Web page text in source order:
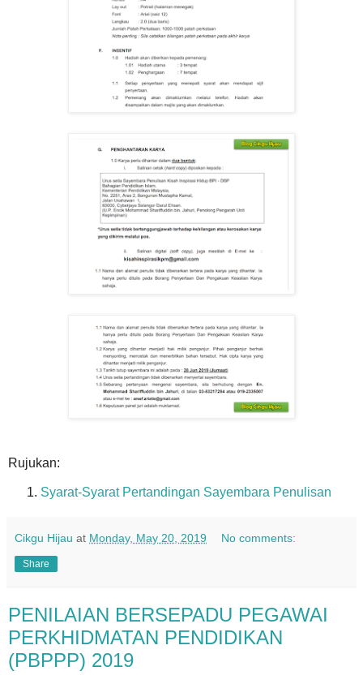
Rujukan:
Syarat-Syarat Pertandingan Sayembara Penulisan
Cikgu Hijau at Monday, May 20, 2019 No comments:
Share
PENILAIAN BERSEPADU PEGAWAI
PERKHIDMATAN PENDIDIKAN
(PBPPP) 2019